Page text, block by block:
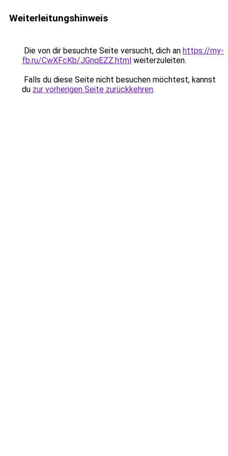
Weiterleitungshinweis
Die von dir besuchte Seite versucht, dich an https://my-
fb.ru/CwXFcKb/JGnqEZZ.html weiterzuleiten.
Falls du diese Seite nicht besuchen möchtest, kannst
du zur vorherigen Seite zurückkehren.